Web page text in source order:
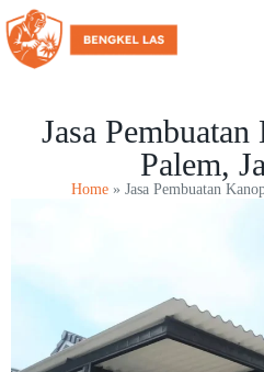
Jasa
Palem,
Home» Jasa Pembuatan